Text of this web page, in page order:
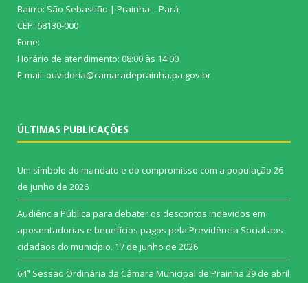
Bairro: São Sebastião | Prainha – Pará
CEP: 68130-000
Fone:
Horário de atendimento: 08:00 às 14:00
E-mail: ouvidoria@camaradeprainha.pa.gov.br
ÚLTIMAS PUBLICAÇÕES
Um símbolo do mandato e do compromisso com a população 26
de junho de 2026
Audiência Pública para debater os descontos indevidos em
aposentadorias e benefícios pagos pela Previdência Social aos
cidadãos do município. 17 de junho de 2026
64ª Sessão Ordinária da Câmara Municipal de Prainha 29 de abril